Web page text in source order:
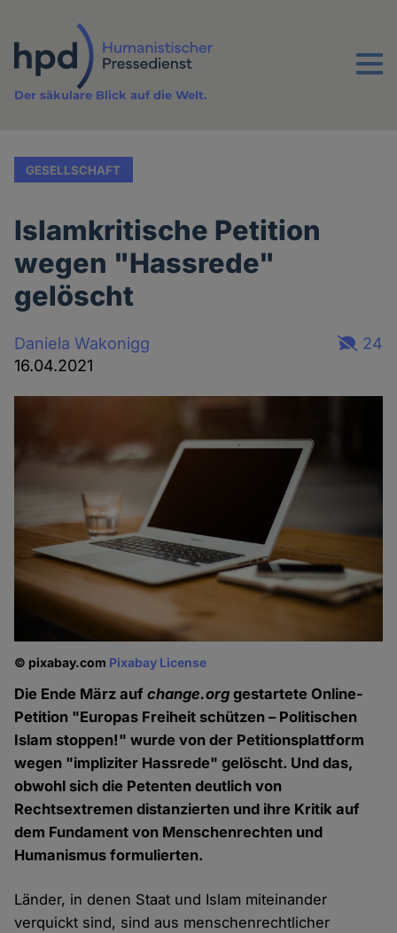
Inhalt
Menu
Der säkulare Blick auf die Welt.
GESELLSCHAFT
Islamkritische Petition
wegen "Hassrede"
gelöscht
Daniela Wakonigg
16.04.2021
24
© pixabay.com Pixabay License
Die Ende März aufchange.org gestartete Online-
Petition "Europas Freiheit schützen – Politischen
Islam stoppen!" wurde von der Petitionsplattform
wegen "impliziter Hassrede" gelöscht. Und das,
obwohl sich die Petenten deutlich von
Rechtsextremen distanzierten und ihre Kritik auf
dem Fundament von Menschenrechten und
Humanismus formulierten.
Länder, in denen Staat und Islam miteinander
verquickt sind, sind aus menschenrechtlicher